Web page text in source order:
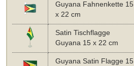
Guyana Fahnenkette 15
x 22 cm
Satin Tischflagge
Guyana 15 x 22 cm
Guyana Satin Flagge 15